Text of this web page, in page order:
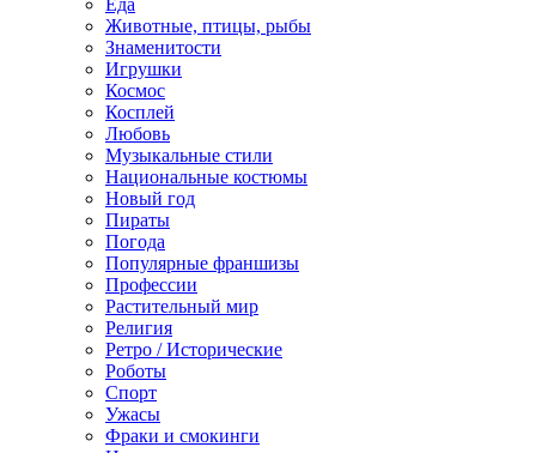
Еда
Животные, птицы, рыбы
Знаменитости
Игрушки
Космос
Косплей
Любовь
Музыкальные стили
Национальные костюмы
Новый год
Пираты
Погода
Популярные франшизы
Профессии
Растительный мир
Религия
Ретро / Исторические
Роботы
Спорт
Ужасы
Фраки и смокинги